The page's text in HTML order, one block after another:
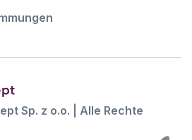
Sp. z o.o. | Alle Rechte